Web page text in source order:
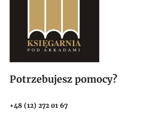
Potrzebujesz pomocy?
+48 (12) 272 01 67